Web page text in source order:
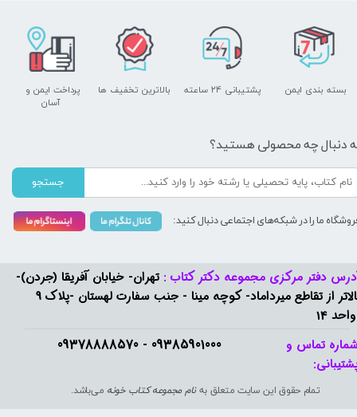
09385901000 - 09378888570​​​​​​​
دفتر مرکزی مجموعه دکتر کتاب : تهران- خیابان آفریقا (جردن)-
بالاتر از تقاطع میرداماد- کوچه مینا - جنب سفارت لهستان -پلاک 9
14
تمام حقوق این سایت متعلق بهنام مجموعه کتاب خونه می‌باشد.
تماس و
پشتیبانی ۲۴ ساعته
پرداخت ایمن و ​​​​​​​
آسان
بسته بندی ایمن بالاترین تخفیف ها
دنبال چه محصولی هستید؟
جستجو
ما را در شبکه‌های اجتماعی دنبال کنید: